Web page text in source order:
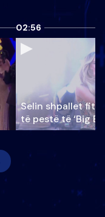
02:56
Selin shpallet
të pestë të ‘Big